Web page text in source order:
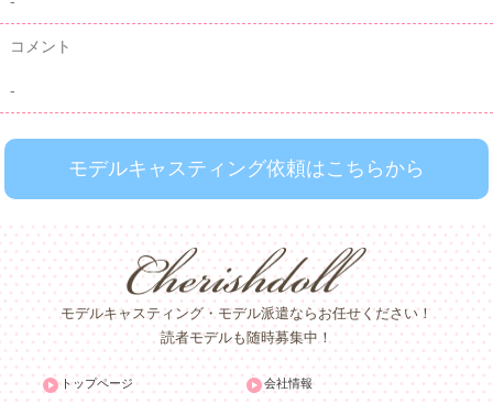
コメント
-
モデルキャスティング依頼はこちらから
モデルキャスティング・モデル派遣ならお任せください！
読者モデルも随時募集中！
トップページ 会社情報